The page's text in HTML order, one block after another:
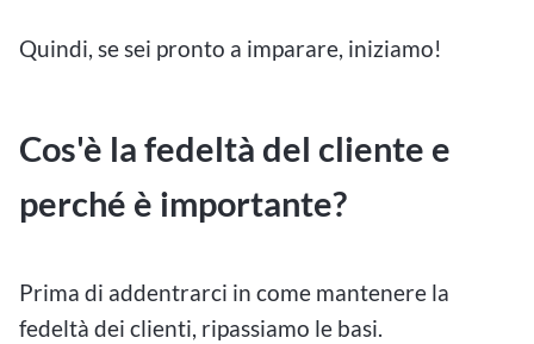
Quindi, se sei pronto a imparare, iniziamo!
Cos'è la fedeltà del cliente e
perché è importante?
Prima di addentrarci in come mantenere la
fedeltà dei clienti, ripassiamo le basi.